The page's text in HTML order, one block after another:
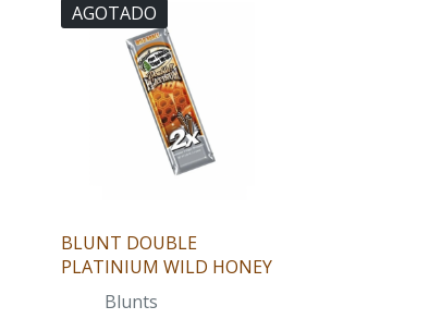
AGOTADO
BLUNT DOUBLE
PLATINIUM WILD HONEY
Blunts